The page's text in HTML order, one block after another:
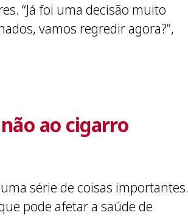
“Já foi uma decisão muito
vamos regredir agora?”,
ao cigarro
série de coisas importantes.
pode afetar a saúde de